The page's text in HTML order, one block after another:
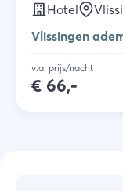
Hotel
Vlissingen
v.a. prijs/nacht
€ 66,-